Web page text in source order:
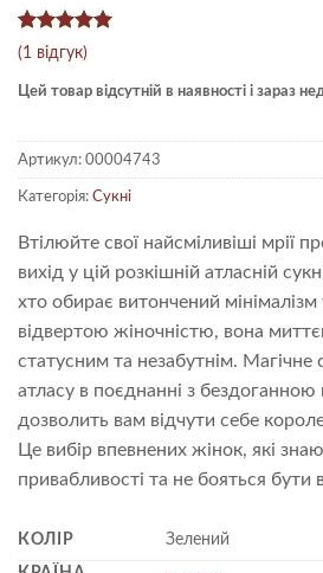
Рейтинг
з 5 на
основі
опитування
1
(1 відгук)
Цей товар відсутній в наявності і зараз
Артикул: 00004743
Категорія: Сукні
Втілюйте свої найсміливіші мрії
вихід у цій розкішній атласній
хто обирає витончений мінімалізм
відвертою жіночністю, вона
статусним та незабутнім. Магічне
атласу в поєднанні з бездоганною
дозволить вам відчути себе
Це вибір впевнених жінок, які
привабливості та не бояться бути
КОЛІР
Зелений